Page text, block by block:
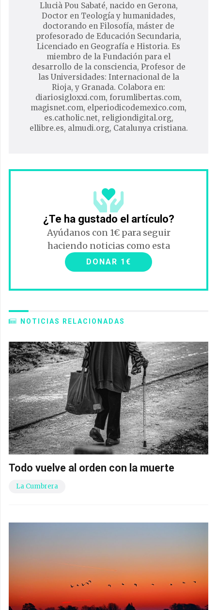
Llucià Pou Sabaté, nacido en Gerona,
Doctor en Teología y humanidades,
doctorando en Filosofía, máster de
profesorado de Educación Secundaria,
Licenciado en Geografía e Historia. Es
miembro de la Fundación para el
desarrollo de la consciencia, Profesor de
las Universidades: Internacional de la
Rioja, y Granada. Colabora en:
diariosigloxxi.com, forumlibertas.com,
magisnet.com, elperiodicodemexico.com,
es.catholic.net, religiondigital.org,
ellibre.es, almudi.org, Catalunya cristiana.
¿Te ha gustado el artículo?
Ayúdanos con 1€ para seguir
haciendo noticias como esta
DONAR 1€
NOTICIAS RELACIONADAS
Todo vuelve al orden con la muerte
La Cumbrera